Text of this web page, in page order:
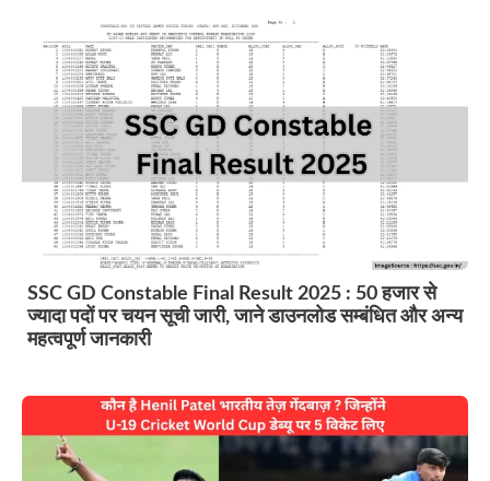
SSC GD Constable Final Result 2025 : 50 हजार से
ज्यादा पदों पर चयन सूची जारी, जाने डाउनलोड सम्बंधित और अन्य
महत्वपूर्ण जानकारी